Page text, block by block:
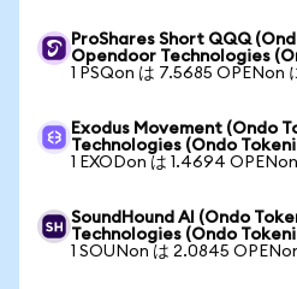
ProShares Short QQQ
Opendoor Technologies
1 PSQon は 7.5685 OPENon
Exodus Movement (Ondo
Technologies (Ondo
1 EXODon は 1.4694
SoundHound AI (Ondo
Technologies (Ondo
1 SOUNon は 2.0845